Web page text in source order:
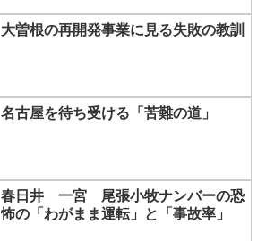
大曽根の再開発事業に見る失敗の教訓
名古屋を待ち受ける「苦難の道」
春日井 一宮 尾張小牧ナンバーの恐
怖の「わがまま運転」と「事故率」